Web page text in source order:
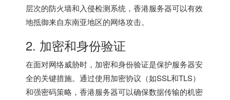
层次的防火墙和入侵检测系统，香港服务器可以有效
地抵御来自东南亚地区的网络攻击。
2. 加密和身份验证
在面对网络威胁时，加密和身份验证是保护服务器安
全的关键措施。通过使用加密协议（如SSL和TLS）
和强密码策略，香港服务器可以确保数据传输的机密